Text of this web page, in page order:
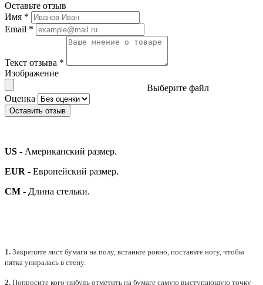
Оставьте отзыв
Имя *
Email *
Текст отзыва *
Изображение
Выберите файл
Оценка
Оставить отзыв
US - Американский размер.
EUR - Европейский размер.
СМ - Длина стельки.
1. Закрепите лист бумаги на полу, встаньте ровно, поставьте ногу, чтобы
пятка упиралась в стену.
2. Попросите кого-нибудь отметить на бумаге самую выступающую точку